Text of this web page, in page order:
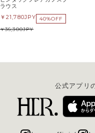
ラウス
21,780JPY 40%OFF
36,300JPY
公式アプリ